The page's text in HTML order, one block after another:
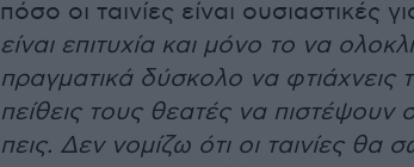
πόσο οι ταινίες είναι ουσιαστικές
είναι επιτυχία και μόνο το να
πραγματικά δύσκολο να φτιάχνεις
πείθεις τους θεατές να πιστέψουν
πεις. Δεν νομίζω ότι οι ταινίες